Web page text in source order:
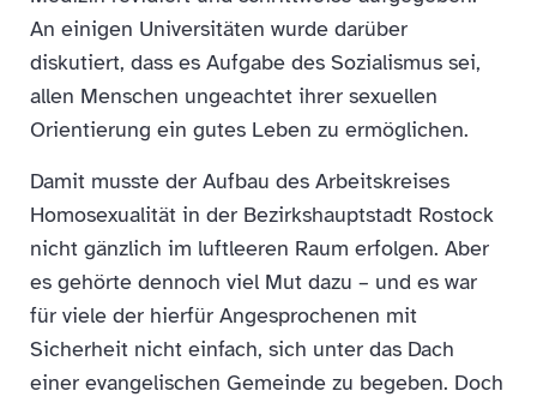
An einigen Universitäten wurde darüber
diskutiert, dass es Aufgabe des Sozialismus sei,
allen Menschen ungeachtet ihrer sexuellen
Orientierung ein gutes Leben zu ermöglichen.
Damit musste der Aufbau des Arbeitskreises
Homosexualität in der Bezirkshauptstadt Rostock
nicht gänzlich im luftleeren Raum erfolgen. Aber
es gehörte dennoch viel Mut dazu – und es war
für viele der hierfür Angesprochenen mit
Sicherheit nicht einfach, sich unter das Dach
einer evangelischen Gemeinde zu begeben. Doch